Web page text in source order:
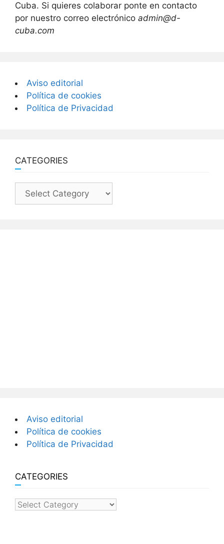
Cuba. Si quieres colaborar ponte en contacto
por nuestro correo electrónico admin@d-
cuba.com
Aviso editorial
Política de cookies
Política de Privacidad
CATEGORIES
Categories
Aviso editorial
Política de cookies
Política de Privacidad
CATEGORIES
categories